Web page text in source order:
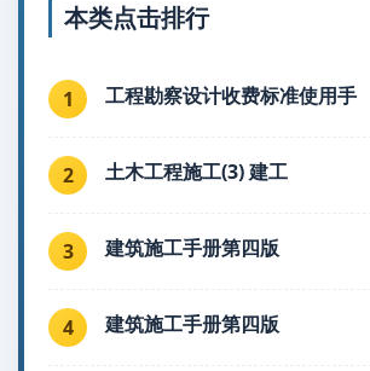
本类点击排行
1 工程勘察设计收费标准使用手
2 土木工程施工(3) 建工
3 建筑施工手册第四版
4 建筑施工手册第四版